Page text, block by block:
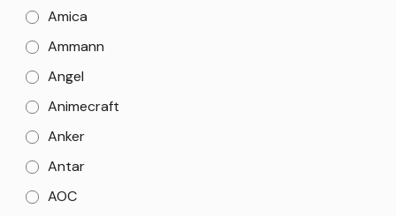
Amica
Ammann
Angel
Animecraft
Anker
Antar
AOC